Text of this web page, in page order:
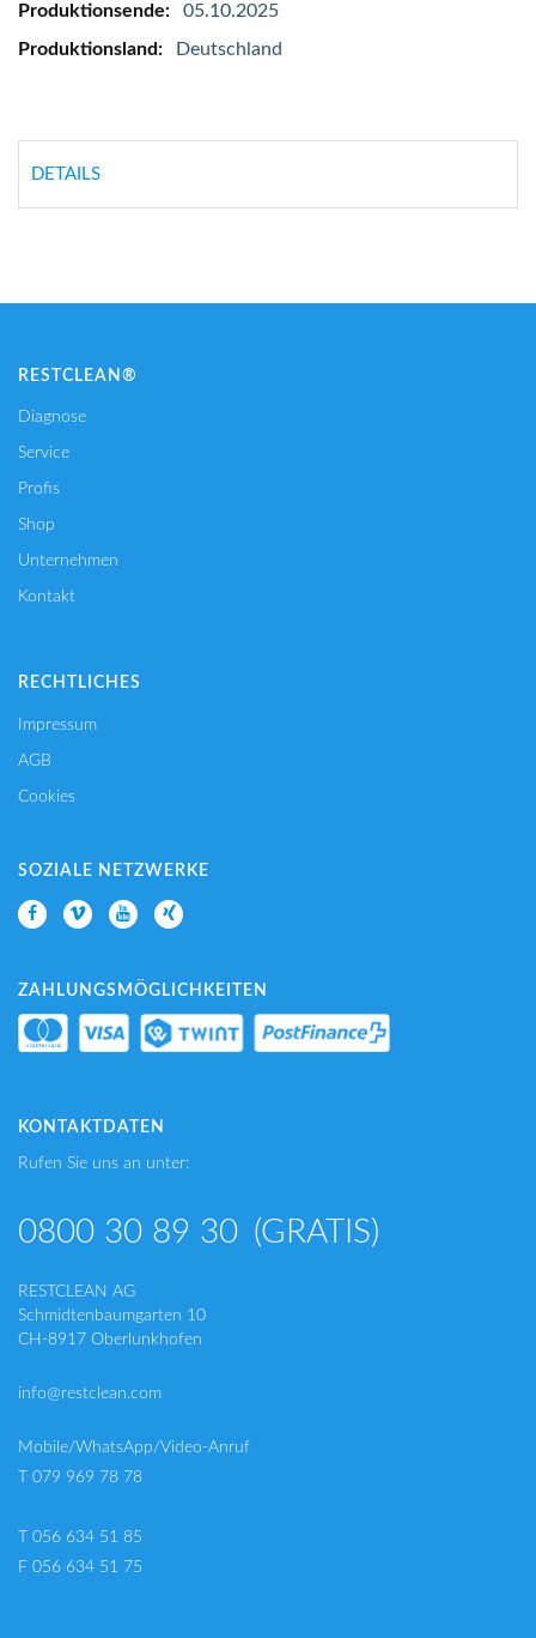
05.10.2025
Deutschland
DETAILS
RESTCLEAN®
Diagnose
Service
Profis
Shop
Unternehmen
Kontakt
RECHTLICHES
Impressum
AGB
Cookies
SOZIALE NETZWERKE
ZAHLUNGSMÖGLICHKEITEN
KONTAKTDATEN
Rufen Sie uns an unter:
0800 30 89 30 (GRATIS)
RESTCLEAN AG
Schmidtenbaumgarten 10
CH-8917 Oberlunkhofen
info@restclean.com
Mobile/WhatsApp/Video-Anruf
T 079 969 78 78
T 056 634 51 85
F 056 634 51 75